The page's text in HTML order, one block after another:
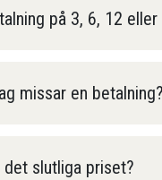
på 3, 6, 12
missar en betalning?
slutliga priset?